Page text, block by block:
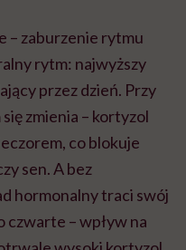
– zaburzenie rytmu
rytm: najwyższy
przez dzień. Przy
zmienia – kortyzol
co blokuje
sen. A bez
hormonalny traci swój
czwarte – wpływ na